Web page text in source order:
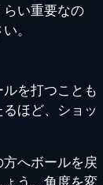
い重要なの
。
を打つことも
ほど、ショッ
へボールを戻